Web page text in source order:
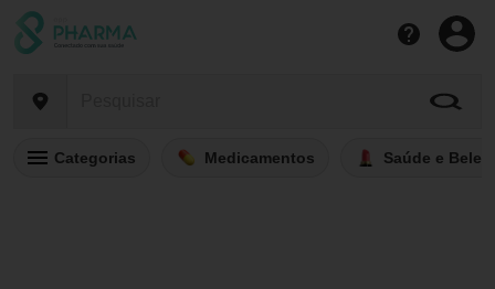
Categorias Medicamentos Saúde e